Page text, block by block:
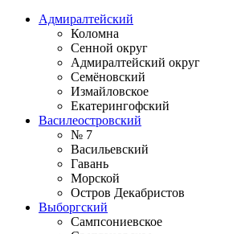
Адмиралтейский
Коломна
Сенной округ
Адмиралтейский округ
Семёновский
Измайловское
Екатерингофский
Василеостровский
№ 7
Васильевский
Гавань
Морской
Остров Декабристов
Выборгский
Сампсониевское